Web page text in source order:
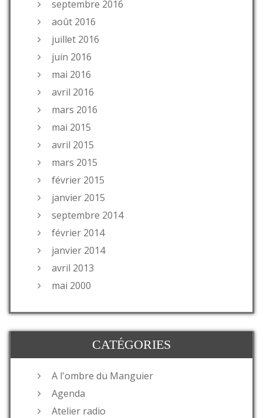
septembre 2016
août 2016
juillet 2016
juin 2016
mai 2016
avril 2016
mars 2016
mai 2015
avril 2015
mars 2015
février 2015
janvier 2015
septembre 2014
février 2014
janvier 2014
avril 2013
mai 2000
CATÉGORIES
A l'ombre du Manguier
Agenda
Atelier radio